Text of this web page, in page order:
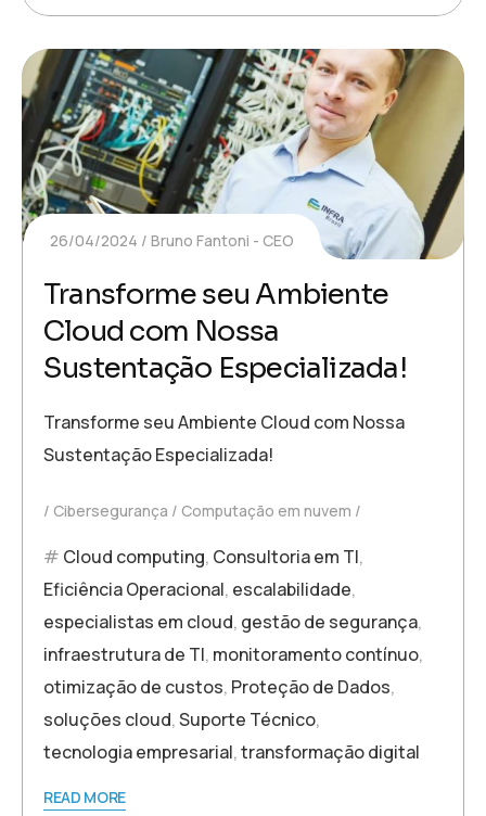
26/04/2024 Bruno Fantoni - CEO
Transforme seu Ambiente
Cloud com Nossa
Sustentação Especializada!
Transforme seu Ambiente Cloud com Nossa
Sustentação Especializada!
Cibersegurança Computação em nuvem
Cloud computing, Consultoria em TI,
Eficiência Operacional, escalabilidade,
especialistas em cloud, gestão de segurança,
infraestrutura de TI, monitoramento contínuo,
otimização de custos, Proteção de Dados,
soluções cloud,Suporte Técnico,
tecnologia empresarial,transformação digital
READ MORE